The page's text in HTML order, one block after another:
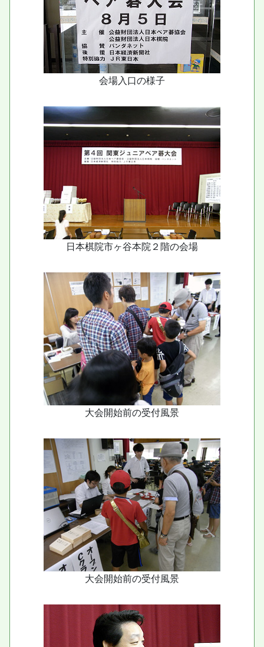
会場入口の様子
日本棋院市ヶ谷本院２階の会場
大会開始前の受付風景
大会開始前の受付風景